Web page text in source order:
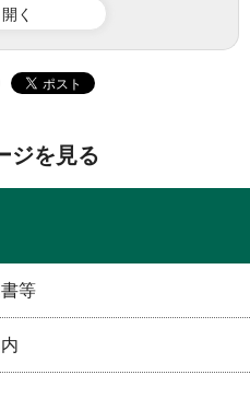
開く
ジを見る
等